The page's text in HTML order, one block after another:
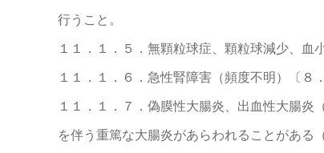
行うこと。
１１．１．５．無顆粒球症、顆粒球減少、血
１１．１．６．急性腎障害（頻度不明）〔８
１１．１．７．偽膜性大腸炎、出血性大腸
を伴う重篤な大腸炎があらわれることがあ